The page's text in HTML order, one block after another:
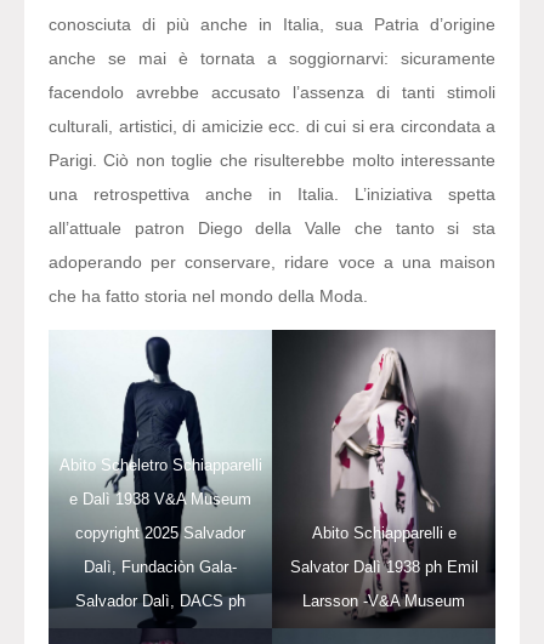
conosciuta di più anche in Italia, sua Patria d’origine
anche se mai è tornata a soggiornarvi: sicuramente
facendolo avrebbe accusato l’assenza di tanti stimoli
culturali, artistici, di amicizie ecc. di cui si era circondata a
Parigi. Ciò non toglie che risulterebbe molto interessante
una retrospettiva anche in Italia. L’iniziativa spetta
all’attuale patron Diego della Valle che tanto si sta
adoperando per conservare, ridare voce a una maison
che ha fatto storia nel mondo della Moda.
Abito Scheletro Schiapparelli
e Dalì 1938 V&A Museum
copyright 2025 Salvador
Dalì, Fundaciòn Gala-
Salvador Dalì, DACS ph
Abito Schiapparelli e
Salvator Dalì 1938 ph Emil
Larsson -V&A Museum